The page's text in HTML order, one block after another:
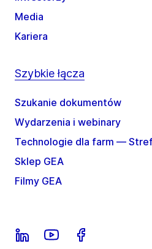
Media
Kariera
Szybkie łącza
Szukanie dokumentów
Wydarzenia i webinary
Technologie dla farm —
Sklep GEA
Filmy GEA